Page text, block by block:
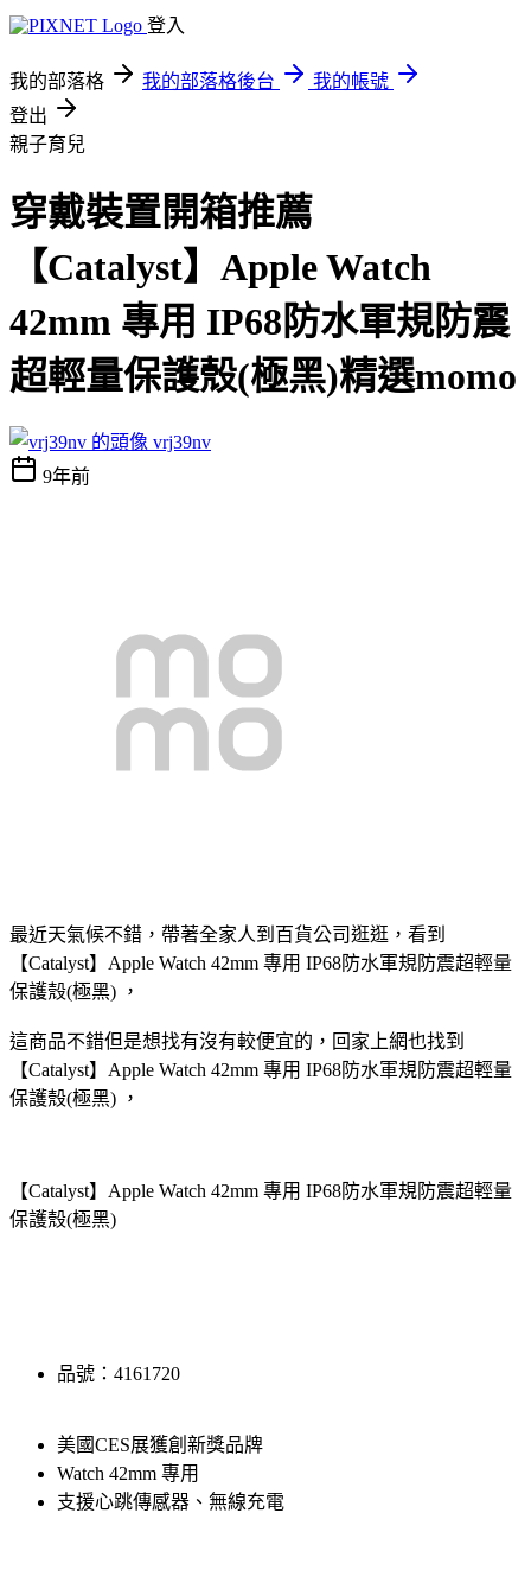
登入
我的部落格 我的部落格後台
我的帳號
登出
親子育兒
穿戴裝置開箱推薦
【Catalyst】Apple Watch
42mm 專用 IP68防水軍規防震
超輕量保護殼(極黑)精選momo
vrj39nv
9年前
最近天氣候不錯，帶著全家人到百貨公司逛逛，看到
【Catalyst】Apple Watch 42mm 專用 IP68防水軍規防震超輕量
保護殼(極黑) ，
這商品不錯但是想找有沒有較便宜的，回家上網也找到
【Catalyst】Apple Watch 42mm 專用 IP68防水軍規防震超輕量
保護殼(極黑) ，
【Catalyst】Apple Watch 42mm 專用 IP68防水軍規防震超輕量
保護殼(極黑)
品號：4161720
美國CES展獲創新獎品牌
Watch 42mm 專用
支援心跳傳感器、無線充電